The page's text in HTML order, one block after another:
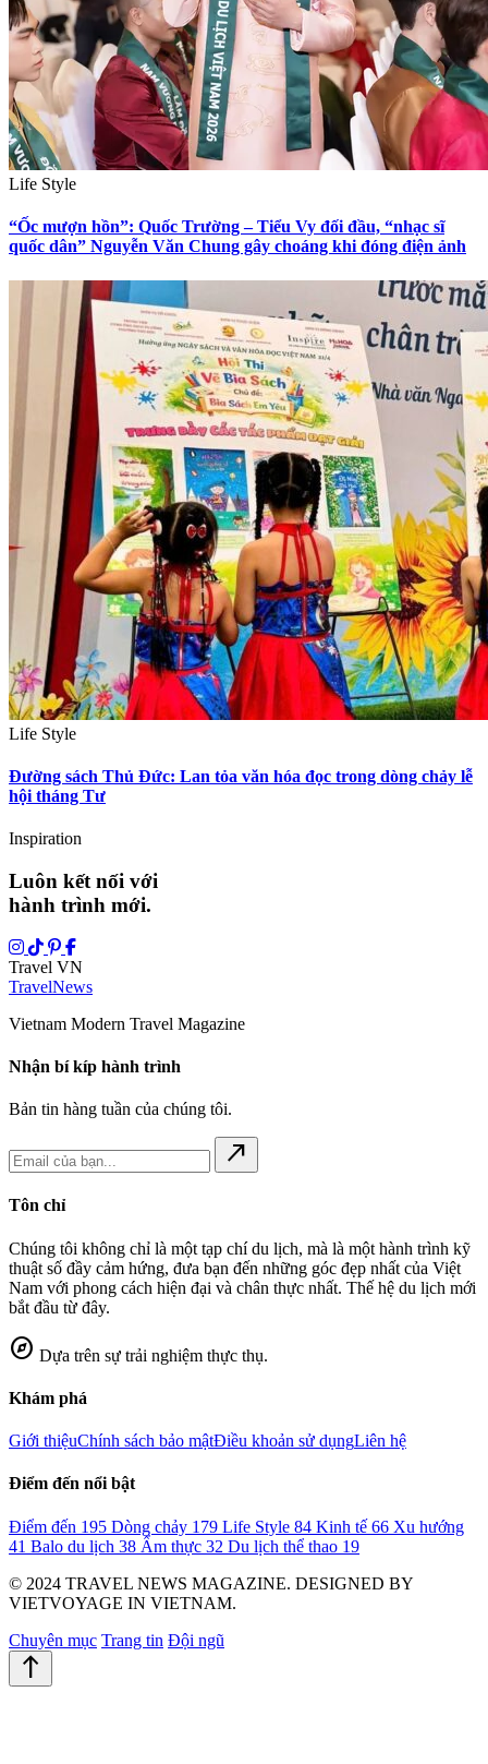
Life Style
“Ốc mượn hồn”: Quốc Trường – Tiểu Vy đối đầu, “nhạc sĩ
quốc dân” Nguyễn Văn Chung gây choáng khi đóng điện ảnh
Life Style
Đường sách Thủ Đức: Lan tỏa văn hóa đọc trong dòng chảy lễ
hội tháng Tư
Inspiration
Luôn kết nối với
hành trình mới.
Travel VN
TravelNews
Vietnam Modern Travel Magazine
Nhận bí kíp hành trình
Bản tin hàng tuần của chúng tôi.
north_east
Tôn chỉ
Chúng tôi không chỉ là một tạp chí du lịch, mà là một hành trình kỹ
thuật số đầy cảm hứng, đưa bạn đến những góc đẹp nhất của Việt
Nam với phong cách hiện đại và chân thực nhất. Thế hệ du lịch mới
bắt đầu từ đây.
explore Dựa trên sự trải nghiệm thực thụ.
Khám phá
Giới thiệuChính sách bảo mậtĐiều khoản sử dụngLiên hệ
Điểm đến nổi bật
Điểm đến 195 Dòng chảy 179 Life Style 84 Kinh tế 66 Xu hướng
41 Balo du lịch 38 Ẩm thực 32 Du lịch thể thao 19
© 2024 TRAVEL NEWS MAGAZINE. DESIGNED BY
VIETVOYAGE IN VIETNAM.
Chuyên mục Trang tin Đội ngũ
north